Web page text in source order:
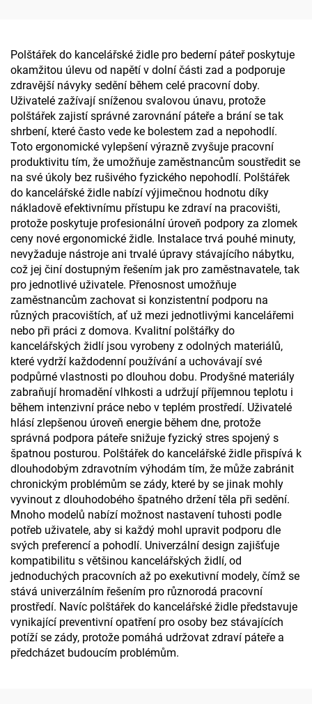
Polštářek do kancelářské židle pro bederní páteř poskytuje
okamžitou úlevu od napětí v dolní části zad a podporuje
zdravější návyky sedění během celé pracovní doby.
Uživatelé zažívají sníženou svalovou únavu, protože
polštářek zajistí správné zarovnání páteře a brání se tak
shrbení, které často vede ke bolestem zad a nepohodlí.
Toto ergonomické vylepšení výrazně zvyšuje pracovní
produktivitu tím, že umožňuje zaměstnancům soustředit se
na své úkoly bez rušivého fyzického nepohodlí. Polštářek
do kancelářské židle nabízí výjimečnou hodnotu díky
nákladově efektivnímu přístupu ke zdraví na pracovišti,
protože poskytuje profesionální úroveň podpory za zlomek
ceny nové ergonomické židle. Instalace trvá pouhé minuty,
nevyžaduje nástroje ani trvalé úpravy stávajícího nábytku,
což jej činí dostupným řešením jak pro zaměstnavatele, tak
pro jednotlivé uživatele. Přenosnost umožňuje
zaměstnancům zachovat si konzistentní podporu na
různých pracovištích, ať už mezi jednotlivými kancelářemi
nebo při práci z domova. Kvalitní polštářky do
kancelářských židlí jsou vyrobeny z odolných materiálů,
které vydrží každodenní používání a uchovávají své
podpůrné vlastnosti po dlouhou dobu. Prodyšné materiály
zabraňují hromadění vlhkosti a udržují příjemnou teplotu i
během intenzivní práce nebo v teplém prostředí. Uživatelé
hlásí zlepšenou úroveň energie během dne, protože
správná podpora páteře snižuje fyzický stres spojený s
špatnou posturou. Polštářek do kancelářské židle přispívá k
dlouhodobým zdravotním výhodám tím, že může zabránit
chronickým problémům se zády, které by se jinak mohly
vyvinout z dlouhodobého špatného držení těla při sedění.
Mnoho modelů nabízí možnost nastavení tuhosti podle
potřeb uživatele, aby si každý mohl upravit podporu dle
svých preferencí a pohodlí. Univerzální design zajišťuje
kompatibilitu s většinou kancelářských židlí, od
jednoduchých pracovních až po exekutivní modely, čímž se
stává univerzálním řešením pro různorodá pracovní
prostředí. Navíc polštářek do kancelářské židle představuje
vynikající preventivní opatření pro osoby bez stávajících
potíží se zády, protože pomáhá udržovat zdraví páteře a
předcházet budoucím problémům.